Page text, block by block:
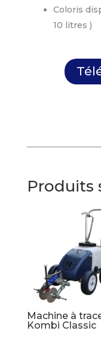
Coloris
10 litres )
Produits
Machine à
Kombi Classic